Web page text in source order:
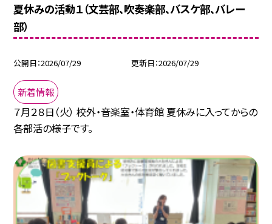
夏休みの活動１（文芸部、吹奏楽部、バスケ部、バレー
部）
公開日 2026/07/29 更新日 2026/07/29
新着情報
７月２８日（火） 校外・音楽室・体育館 夏休みに入ってからの
各部活の様子です。